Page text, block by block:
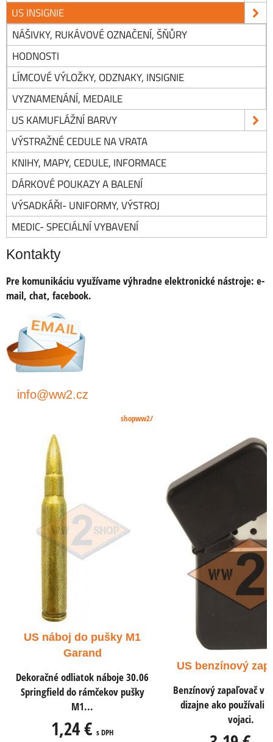
US INSIGNIE
NÁŠIVKY, RUKÁVOVÉ OZNAČENÍ, ŠŇŮRY
HODNOSTI
LÍMCOVÉ VÝLOŽKY, ODZNAKY, INSIGNIE
VYZNAMENÁNÍ, MEDAILE
US KAMUFLÁŽNÍ BARVY
VÝSTRAŽNÉ CEDULE NA VRATA
KNIHY, MAPY, CEDULE, INFORMACE
DÁRKOVÉ POUKAZY A BALENÍ
VÝSADKÁŘI- UNIFORMY, VÝSTROJ
MEDIC- SPECIÁLNÍ VYBAVENÍ
Kontakty
Pre komunikáciu využívame výhradne elektronické nástroje: e-
mail, chat, facebook.
info@ww2.cz
shopww2/
Benzínový zapaľovač v rovnakom
dizajne ako používali americkí
vojaci.
US náboj .45
Dekoračné odliatok
ACP do pištolí a
0,78 €s DPH
0,65 €